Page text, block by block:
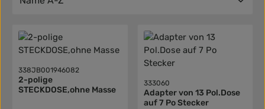
338JB001946082
2-polige
STECKDOSE,ohne Masse
333060
Adapter von 13 Pol.Dose
auf 7 Po Stecker